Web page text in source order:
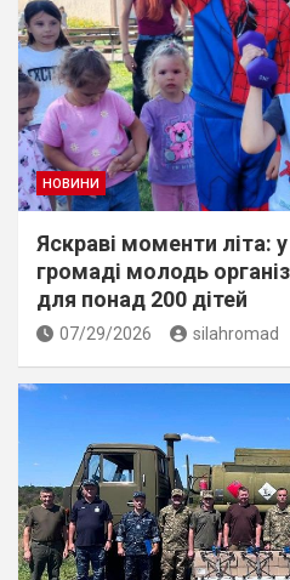
НОВИНИ
Яскраві моменти літа:
громаді молодь
для понад 200 дітей
07/29/2026 silahromad